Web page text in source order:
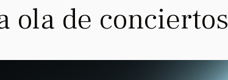
ola de conciertos